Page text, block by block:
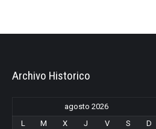
Archivo Historico
agosto 2026
L
M X J V S
D